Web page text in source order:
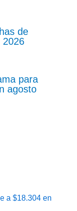
de
2026
para
agosto
a $18.304 en